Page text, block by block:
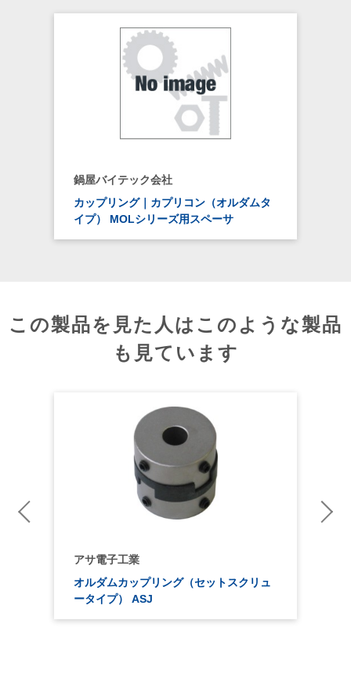
鍋屋バイテック会社
カップリング｜カプリコン（オルダムタ
イプ） MOLシリーズ用スペーサ
この製品を見た人はこのような製品
も見ています
アサ電子工業
オルダムカップリング（セットスクリュ
ータイプ） ASJ